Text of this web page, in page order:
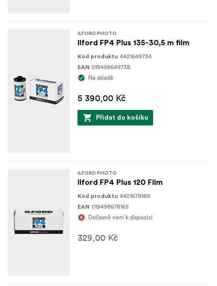
ILFORD PHOTO
Ilford FP4 Plus 135-30,5 m film
Kód produktu 4421649734
EAN 019498649738
Na skladě
5 390,00 Kč
Přidat do košíku
ILFORD PHOTO
Ilford FP4 Plus 120 Film
Kód produktu 4421678169
EAN 019498678165
Dočasně není k dispozici
329,00 Kč